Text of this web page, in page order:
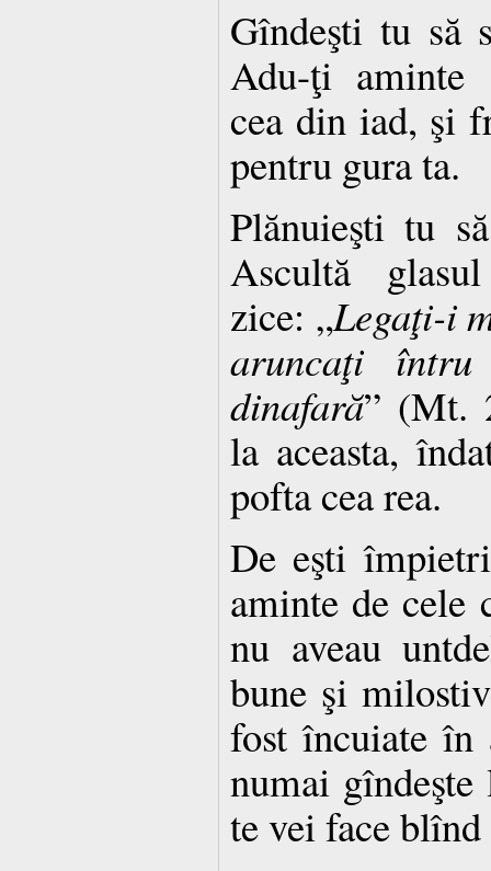
Gîndeşti tu să
Adu-ţi aminte
cea din iad, şi
pentru gura ta.
Plănuieşti tu
Ascultă
zice: „Legaţi-i
aruncaţi
dinafară” (Mt.
la aceasta,
pofta cea rea.
De eşti
aminte de cele
nu aveau
bune şi
fost încuiate
numai gîndeşte
te vei face